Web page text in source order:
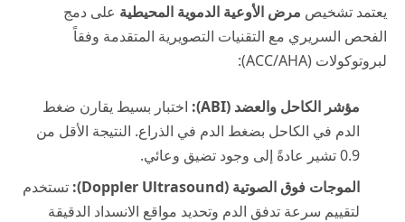
يعتمد تشخيص مرض الأوعية الدموية المحيطية على دمج
الفحص السريري مع التقنيات التصويرية المتقدمة وفقاً
لبروتوكولات (ACC/AHA):
مؤشر الكاحل والعضد (ABI):
اختبار بسيط يقارن ضغط
الدم في الكاحل بضغط الدم في الذراع. النتيجة الأقل من
0.9 تشير عادةً إلى وجود تضيق وعائي.
الموجات فوق الصوتية (Doppler Ultrasound):
تستخدم
لتقييم سرعة تدفق الدم وتحديد مواقع الانسداد الدقيقة